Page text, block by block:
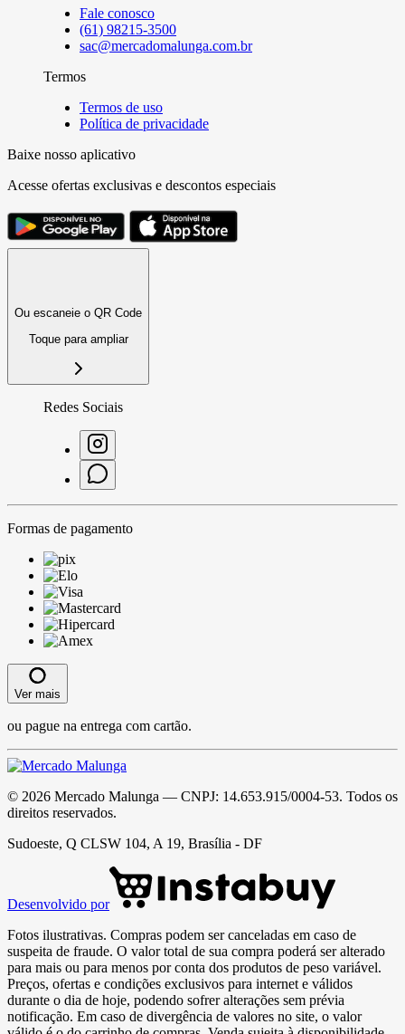
Fale conosco
(61) 98215-3500
sac@mercadomalunga.com.br
Termos
Termos de uso
Política de privacidade
Baixe nosso aplicativo
Acesse ofertas exclusivas e descontos especiais
Ou escaneie o QR Code
Toque para ampliar
Redes Sociais
Formas de pagamento
Ver mais
ou pague na entrega com cartão.
© 2026 Mercado Malunga — CNPJ: 14.653.915/0004-53. Todos os
direitos reservados.
Sudoeste, Q CLSW 104, A 19, Brasília - DF
Desenvolvido por
Fotos ilustrativas. Compras podem ser canceladas em caso de
suspeita de fraude. O valor total de sua compra poderá ser alterado
para mais ou para menos por conta dos produtos de peso variável.
Preços, ofertas e condições exclusivos para internet e válidos
durante o dia de hoje, podendo sofrer alterações sem prévia
notificação. Em caso de divergência de valores no site, o valor